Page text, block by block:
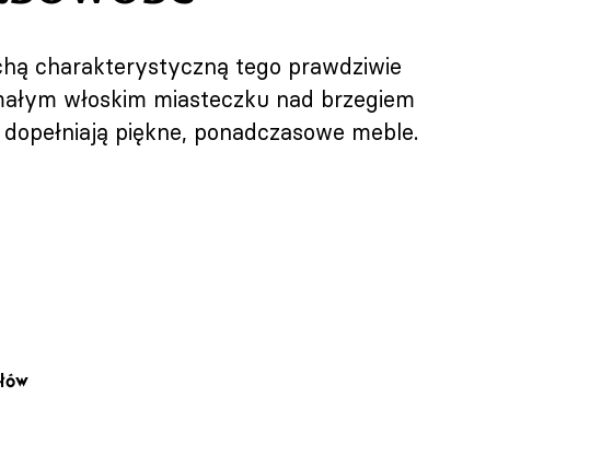
charakterystyczną tego prawdziwie
włoskim miasteczku nad brzegiem
piękne, ponadczasowe meble.